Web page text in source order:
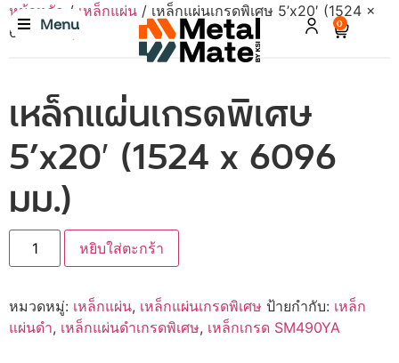
Menu 0
หน้าหลัก / เหล็กแผ่น / เหล็กแผ่นเกรดพิเศษ 5’x20′ (1524 x
6096 มม.)
เหล็กแผ่นเกรดพิเศษ
5’x20′ (1524 x 6096
มม.)
หยิบใส่ตะกร้า
หมวดหมู่: เหล็กแผ่น, เหล็กแผ่นเกรดพิเศษ ป้ายกำกับ: เหล็ก
แผ่นดำ, เหล็กแผ่นดำเกรดพิเศษ, เหล็กเกรด SM490YA